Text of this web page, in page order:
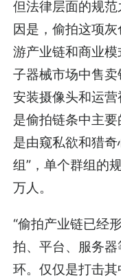
但法律层面的规
因是，偷拍这项
游产业链和商业
子器械市场中售
安装摄像头和运
是偷拍链条中主
是由窥私欲和猎
组”，单个群组的
万人。
“偷拍产业链已经
拍、平台、服务
环。仅仅是打击其